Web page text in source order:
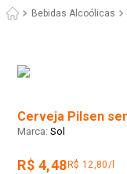
Bebidas Alcoólicas
Cerveja Pilsen
Sol
R$ 4,48 R$ 12,80/l